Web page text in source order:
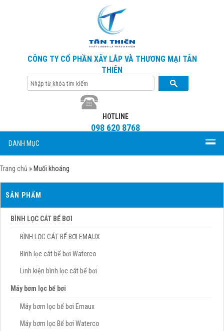
CÔNG TY CỔ PHẦN XÂY LẮP VÀ THƯƠNG MẠI TÂN
THIÊN
HOTLINE
098 620 8768
DANH MỤC
Trang chủ » Muối khoáng
SẢN PHẨM
BÌNH LỌC CÁT BỂ BƠI
BÌNH LỌC CÁT BỂ BƠI EMAUX
Bình lọc cát bể bơi Waterco
Linh kiện bình lọc cát bể bơi
Máy bơm lọc bể bơi
Máy bơm lọc bể bơi Emaux
Máy bơm lọc Bể bơi Waterco